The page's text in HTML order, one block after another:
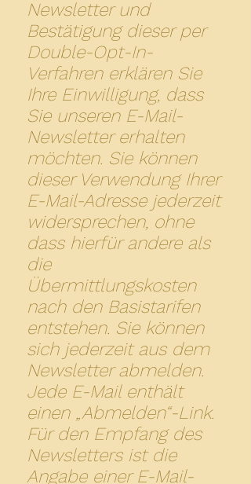
Newsletter und
Bestätigung dieser per
Double-Opt-In-
Verfahren erklären Sie
Ihre Einwilligung, dass
Sie unseren E-Mail-
Newsletter erhalten
möchten. Sie können
dieser Verwendung Ihrer
E-Mail-Adresse jederzeit
widersprechen, ohne
dass hierfür andere als
die
Übermittlungskosten
nach den Basistarifen
entstehen. Sie können
sich jederzeit aus dem
Newsletter abmelden.
Jede E-Mail enthält
einen „Abmelden“-Link.
Für den Empfang des
Newsletters ist die
Angabe einer E-Mail-